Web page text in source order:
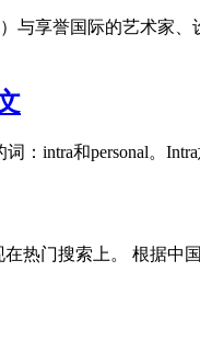
与享誉国际的艺术家
：intra和personal。
热门搜索上。 根据